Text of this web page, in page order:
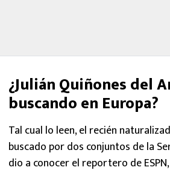
¿Julián Quiñones del
buscando en Europa?
Tal cual lo leen, el recién
buscado por dos conjuntos de la
dio a conocer el reportero de ESPN,